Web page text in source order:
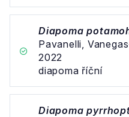
Diapoma
Pavanelli,
2022
diapoma říční
Diapoma